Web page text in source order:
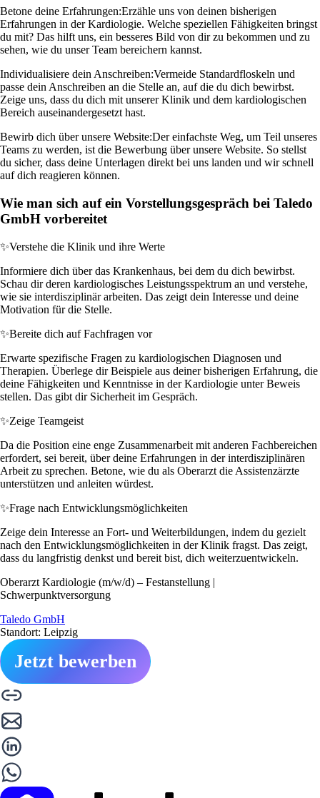
Betone deine Erfahrungen:Erzähle uns von deinen bisherigen
Erfahrungen in der Kardiologie. Welche speziellen Fähigkeiten bringst
du mit? Das hilft uns, ein besseres Bild von dir zu bekommen und zu
sehen, wie du unser Team bereichern kannst.
Individualisiere dein Anschreiben:Vermeide Standardfloskeln und
passe dein Anschreiben an die Stelle an, auf die du dich bewirbst.
Zeige uns, dass du dich mit unserer Klinik und dem kardiologischen
Bereich auseinandergesetzt hast.
Bewirb dich über unsere Website:Der einfachste Weg, um Teil unseres
Teams zu werden, ist die Bewerbung über unsere Website. So stellst
du sicher, dass deine Unterlagen direkt bei uns landen und wir schnell
auf dich reagieren können.
Wie man sich auf ein Vorstellungsgespräch bei Taledo
GmbH vorbereitet
✨Verstehe die Klinik und ihre Werte
Informiere dich über das Krankenhaus, bei dem du dich bewirbst.
Schau dir deren kardiologisches Leistungsspektrum an und verstehe,
wie sie interdisziplinär arbeiten. Das zeigt dein Interesse und deine
Motivation für die Stelle.
✨Bereite dich auf Fachfragen vor
Erwarte spezifische Fragen zu kardiologischen Diagnosen und
Therapien. Überlege dir Beispiele aus deiner bisherigen Erfahrung, die
deine Fähigkeiten und Kenntnisse in der Kardiologie unter Beweis
stellen. Das gibt dir Sicherheit im Gespräch.
✨Zeige Teamgeist
Da die Position eine enge Zusammenarbeit mit anderen Fachbereichen
erfordert, sei bereit, über deine Erfahrungen in der interdisziplinären
Arbeit zu sprechen. Betone, wie du als Oberarzt die Assistenzärzte
unterstützen und anleiten würdest.
✨Frage nach Entwicklungsmöglichkeiten
Zeige dein Interesse an Fort- und Weiterbildungen, indem du gezielt
nach den Entwicklungsmöglichkeiten in der Klinik fragst. Das zeigt,
dass du langfristig denkst und bereit bist, dich weiterzuentwickeln.
Oberarzt Kardiologie (m/w/d) – Festanstellung |
Schwerpunktversorgung
Taledo GmbH
Standort: Leipzig
Jetzt bewerben